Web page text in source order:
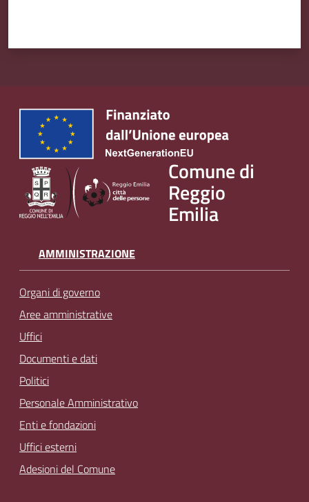
Comune di
Reggio
Emilia
AMMINISTRAZIONE
Organi di governo
Aree amministrative
Uffici
Documenti e dati
Politici
Personale Amministrativo
Enti e fondazioni
Uffici esterni
Adesioni del Comune